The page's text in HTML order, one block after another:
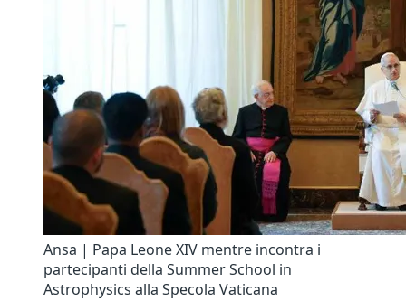
Ansa | Papa Leone XIV mentre incontra i
partecipanti della Summer School in
Astrophysics alla Specola Vaticana